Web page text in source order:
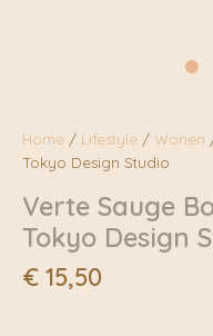
Home / Lifestyle / Wonen
Tokyo Design Studio
Verte Sauge
Tokyo Design
€ 15,50